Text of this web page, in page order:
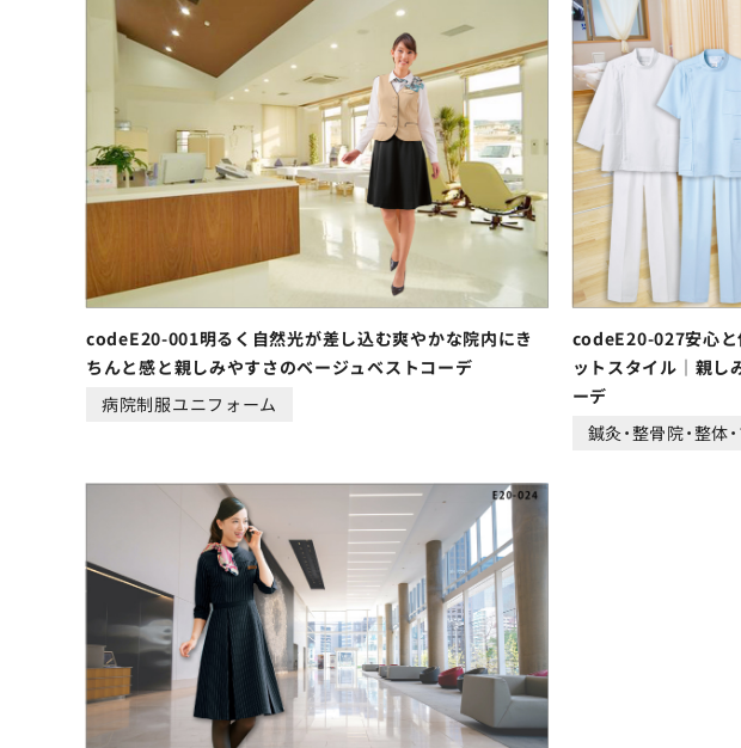
codeE20-001明るく自然光が差し込む爽やかな院内にき
ちんと感と親しみやすさのベージュベストコーデ
病院制服ユニフォーム
codeE20-027安心と
ットスタイル｜親し
ーデ
鍼灸・整骨院・整